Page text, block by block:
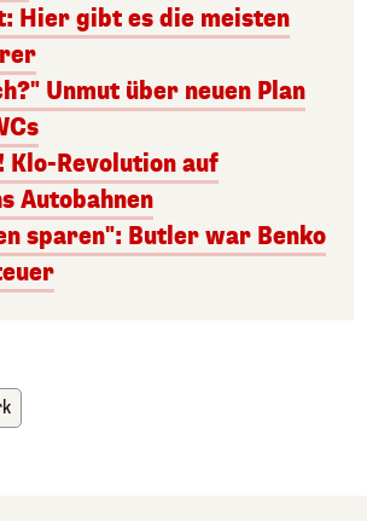
Hier gibt es die meisten
Unmut über neuen Plan
Klo-Revolution auf
Autobahnen
sparen": Butler war Benko